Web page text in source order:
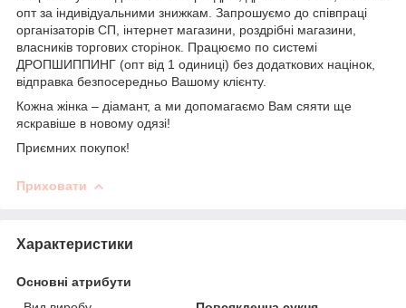
опт за індивідуальними знижкам. Запрошуємо до співпраці
організаторів СП, інтернет магазини, роздрібні магазини,
власників торгових сторінок. Працюємо по системі
ДРОПШИППИНГ (опт від 1 одиниці) без додаткових націнок,
відправка безпосередньо Вашому клієнту.
Кожна жінка – діамант, а ми допомагаємо Вам сяяти ще
яскравіше в новому одязі!
Приємних покупок!
Приховати
Характеристики
Основні атрибути